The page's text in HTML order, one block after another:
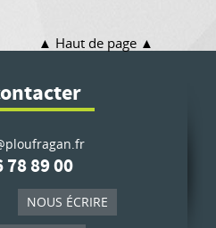
Haut de page
78 89 00
NOUS ÉCRIRE